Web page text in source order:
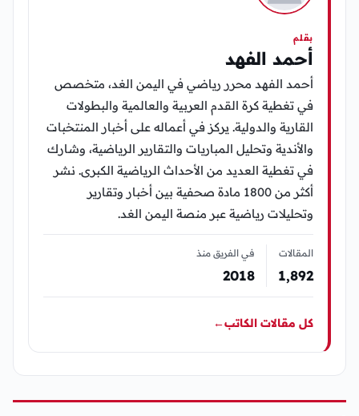
بقلم
أحمد الفهد
أحمد الفهد محرر رياضي في اليمن الغد، متخصص
في تغطية كرة القدم العربية والعالمية والبطولات
القارية والدولية. يركز في أعماله على أخبار المنتخبات
والأندية وتحليل المباريات والتقارير الرياضية، وشارك
في تغطية العديد من الأحداث الرياضية الكبرى. نشر
أكثر من 1800 مادة صحفية بين أخبار وتقارير
وتحليلات رياضية عبر منصة اليمن الغد.
المقالات
1٬892
في الفريق منذ
2018
كل مقالات الكاتب←